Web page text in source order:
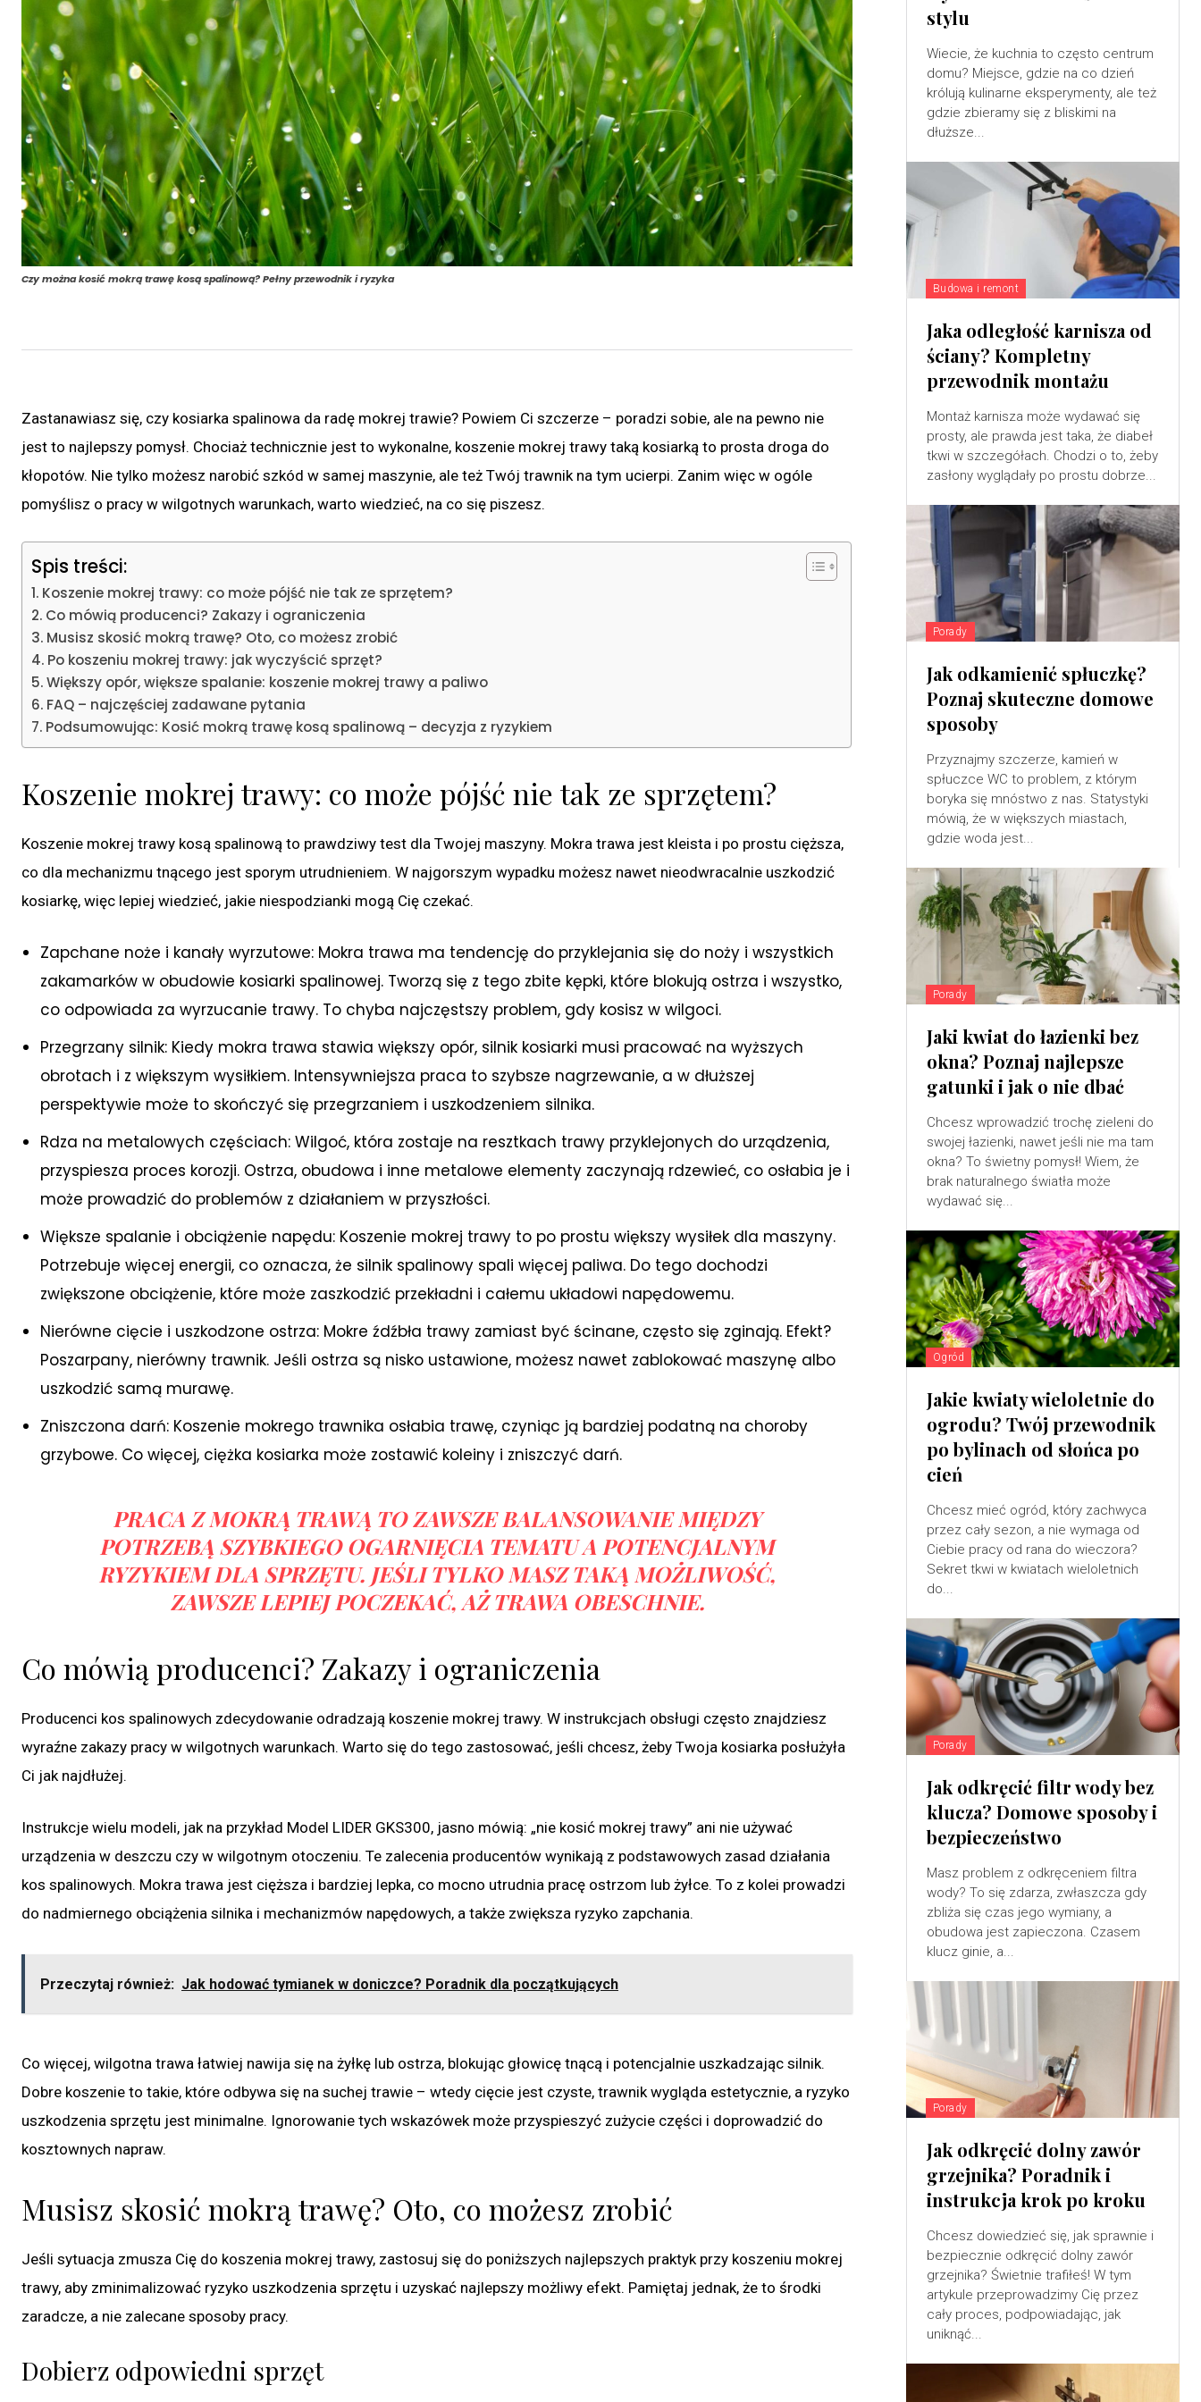
Czy można kosić mokrą trawę kosą spalinową? Pełny przewodnik i ryzyka
Zastanawiasz się, czy kosiarka spalinowa da radę mokrej trawie? Powiem Ci szczerze – poradzi sobie, ale na pewno nie
jest to najlepszy pomysł. Chociaż technicznie jest to wykonalne, koszenie mokrej trawy taką kosiarką to prosta droga do
kłopotów. Nie tylko możesz narobić szkód w samej maszynie, ale też Twój trawnik na tym ucierpi. Zanim więc w ogóle
pomyślisz o pracy w wilgotnych warunkach, warto wiedzieć, na co się piszesz.
Spis treści:
Koszenie mokrej trawy: co może pójść nie tak ze sprzętem?
Co mówią producenci? Zakazy i ograniczenia
Musisz skosić mokrą trawę? Oto, co możesz zrobić
Po koszeniu mokrej trawy: jak wyczyścić sprzęt?
Większy opór, większe spalanie: koszenie mokrej trawy a paliwo
FAQ – najczęściej zadawane pytania
Podsumowując: Kosić mokrą trawę kosą spalinową – decyzja z ryzykiem
Koszenie mokrej trawy: co może pójść nie tak ze sprzętem?
Koszenie mokrej trawy kosą spalinową to prawdziwy test dla Twojej maszyny. Mokra trawa jest kleista i po prostu cięższa,
co dla mechanizmu tnącego jest sporym utrudnieniem. W najgorszym wypadku możesz nawet nieodwracalnie uszkodzić
kosiarkę, więc lepiej wiedzieć, jakie niespodzianki mogą Cię czekać.
Zapchane noże i kanały wyrzutowe: Mokra trawa ma tendencję do przyklejania się do noży i wszystkich
zakamarków w obudowie kosiarki spalinowej. Tworzą się z tego zbite kępki, które blokują ostrza i wszystko,
co odpowiada za wyrzucanie trawy. To chyba najczęstszy problem, gdy kosisz w wilgoci.
Przegrzany silnik: Kiedy mokra trawa stawia większy opór, silnik kosiarki musi pracować na wyższych
obrotach i z większym wysiłkiem. Intensywniejsza praca to szybsze nagrzewanie, a w dłuższej
perspektywie może to skończyć się przegrzaniem i uszkodzeniem silnika.
Rdza na metalowych częściach: Wilgoć, która zostaje na resztkach trawy przyklejonych do urządzenia,
przyspiesza proces korozji. Ostrza, obudowa i inne metalowe elementy zaczynają rdzewieć, co osłabia je i
może prowadzić do problemów z działaniem w przyszłości.
Większe spalanie i obciążenie napędu: Koszenie mokrej trawy to po prostu większy wysiłek dla maszyny.
Potrzebuje więcej energii, co oznacza, że silnik spalinowy spali więcej paliwa. Do tego dochodzi
zwiększone obciążenie, które może zaszkodzić przekładni i całemu układowi napędowemu.
Nierówne cięcie i uszkodzone ostrza: Mokre źdźbła trawy zamiast być ścinane, często się zginają. Efekt?
Poszarpany, nierówny trawnik. Jeśli ostrza są nisko ustawione, możesz nawet zablokować maszynę albo
uszkodzić samą murawę.
Zniszczona darń: Koszenie mokrego trawnika osłabia trawę, czyniąc ją bardziej podatną na choroby
grzybowe. Co więcej, ciężka kosiarka może zostawić koleiny i zniszczyć darń.
PRACA Z MOKRĄ TRAWĄ TO ZAWSZE BALANSOWANIE MIĘDZY
POTRZEBĄ SZYBKIEGO OGARNIĘCIA TEMATU A POTENCJALNYM
RYZYKIEM DLA SPRZĘTU. JEŚLI TYLKO MASZ TAKĄ MOŻLIWOŚĆ,
ZAWSZE LEPIEJ POCZEKAĆ, AŻ TRAWA OBESCHNIE.
Co mówią producenci? Zakazy i ograniczenia
Producenci kos spalinowych zdecydowanie odradzają koszenie mokrej trawy. W instrukcjach obsługi często znajdziesz
wyraźne zakazy pracy w wilgotnych warunkach. Warto się do tego zastosować, jeśli chcesz, żeby Twoja kosiarka posłużyła
Ci jak najdłużej.
Instrukcje wielu modeli, jak na przykład Model LIDER GKS300, jasno mówią: „nie kosić mokrej trawy” ani nie używać
urządzenia w deszczu czy w wilgotnym otoczeniu. Te zalecenia producentów wynikają z podstawowych zasad działania
kos spalinowych. Mokra trawa jest cięższa i bardziej lepka, co mocno utrudnia pracę ostrzom lub żyłce. To z kolei prowadzi
do nadmiernego obciążenia silnika i mechanizmów napędowych, a także zwiększa ryzyko zapchania.
Przeczytaj również: Jak hodować tymianek w doniczce? Poradnik dla początkujących
Co więcej, wilgotna trawa łatwiej nawija się na żyłkę lub ostrza, blokując głowicę tnącą i potencjalnie uszkadzając silnik.
Dobre koszenie to takie, które odbywa się na suchej trawie – wtedy cięcie jest czyste, trawnik wygląda estetycznie, a ryzyko
uszkodzenia sprzętu jest minimalne. Ignorowanie tych wskazówek może przyspieszyć zużycie części i doprowadzić do
kosztownych napraw.
Musisz skosić mokrą trawę? Oto, co możesz zrobić
Jeśli sytuacja zmusza Cię do koszenia mokrej trawy, zastosuj się do poniższych najlepszych praktyk przy koszeniu mokrej
trawy, aby zminimalizować ryzyko uszkodzenia sprzętu i uzyskać najlepszy możliwy efekt. Pamiętaj jednak, że to środki
zaradcze, a nie zalecane sposoby pracy.
Dobierz odpowiedni sprzęt
stylu
Wiecie, że kuchnia to często centrum
domu? Miejsce, gdzie na co dzień
królują kulinarne eksperymenty, ale też
gdzie zbieramy się z bliskimi na
dłuższe...
Budowa i remont
Jaka odległość karnisza od
ściany? Kompletny
przewodnik montażu
Montaż karnisza może wydawać się
prosty, ale prawda jest taka, że diabeł
tkwi w szczegółach. Chodzi o to, żeby
zasłony wyglądały po prostu dobrze...
Porady
Jak odkamienić spłuczkę?
Poznaj skuteczne domowe
sposoby
Przyznajmy szczerze, kamień w
spłuczce WC to problem, z którym
boryka się mnóstwo z nas. Statystyki
mówią, że w większych miastach,
gdzie woda jest...
Porady
Jaki kwiat do łazienki bez
okna? Poznaj najlepsze
gatunki i jak o nie dbać
Chcesz wprowadzić trochę zieleni do
swojej łazienki, nawet jeśli nie ma tam
okna? To świetny pomysł! Wiem, że
brak naturalnego światła może
wydawać się...
Ogród
Jakie kwiaty wieloletnie do
ogrodu? Twój przewodnik
po bylinach od słońca po
cień
Chcesz mieć ogród, który zachwyca
przez cały sezon, a nie wymaga od
Ciebie pracy od rana do wieczora?
Sekret tkwi w kwiatach wieloletnich
do...
Porady
Jak odkręcić filtr wody bez
klucza? Domowe sposoby i
bezpieczeństwo
Masz problem z odkręceniem filtra
wody? To się zdarza, zwłaszcza gdy
zbliża się czas jego wymiany, a
obudowa jest zapieczona. Czasem
klucz ginie, a...
Porady
Jak odkręcić dolny zawór
grzejnika? Poradnik i
instrukcja krok po kroku
Chcesz dowiedzieć się, jak sprawnie i
bezpiecznie odkręcić dolny zawór
grzejnika? Świetnie trafiłeś! W tym
artykule przeprowadzimy Cię przez
cały proces, podpowiadając, jak
uniknąć...